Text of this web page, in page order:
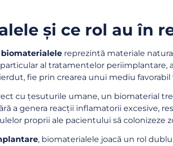
și ce rol au în
biomaterialele reprezintă materiale
al tratamentelor
fie prin crearea unui mediu favorabil
cu țesuturile umane, un biomaterial
a genera reacții inflamatorii excesive,
proprii ale pacientului să colonizeze
, biomaterialele joacă un rol